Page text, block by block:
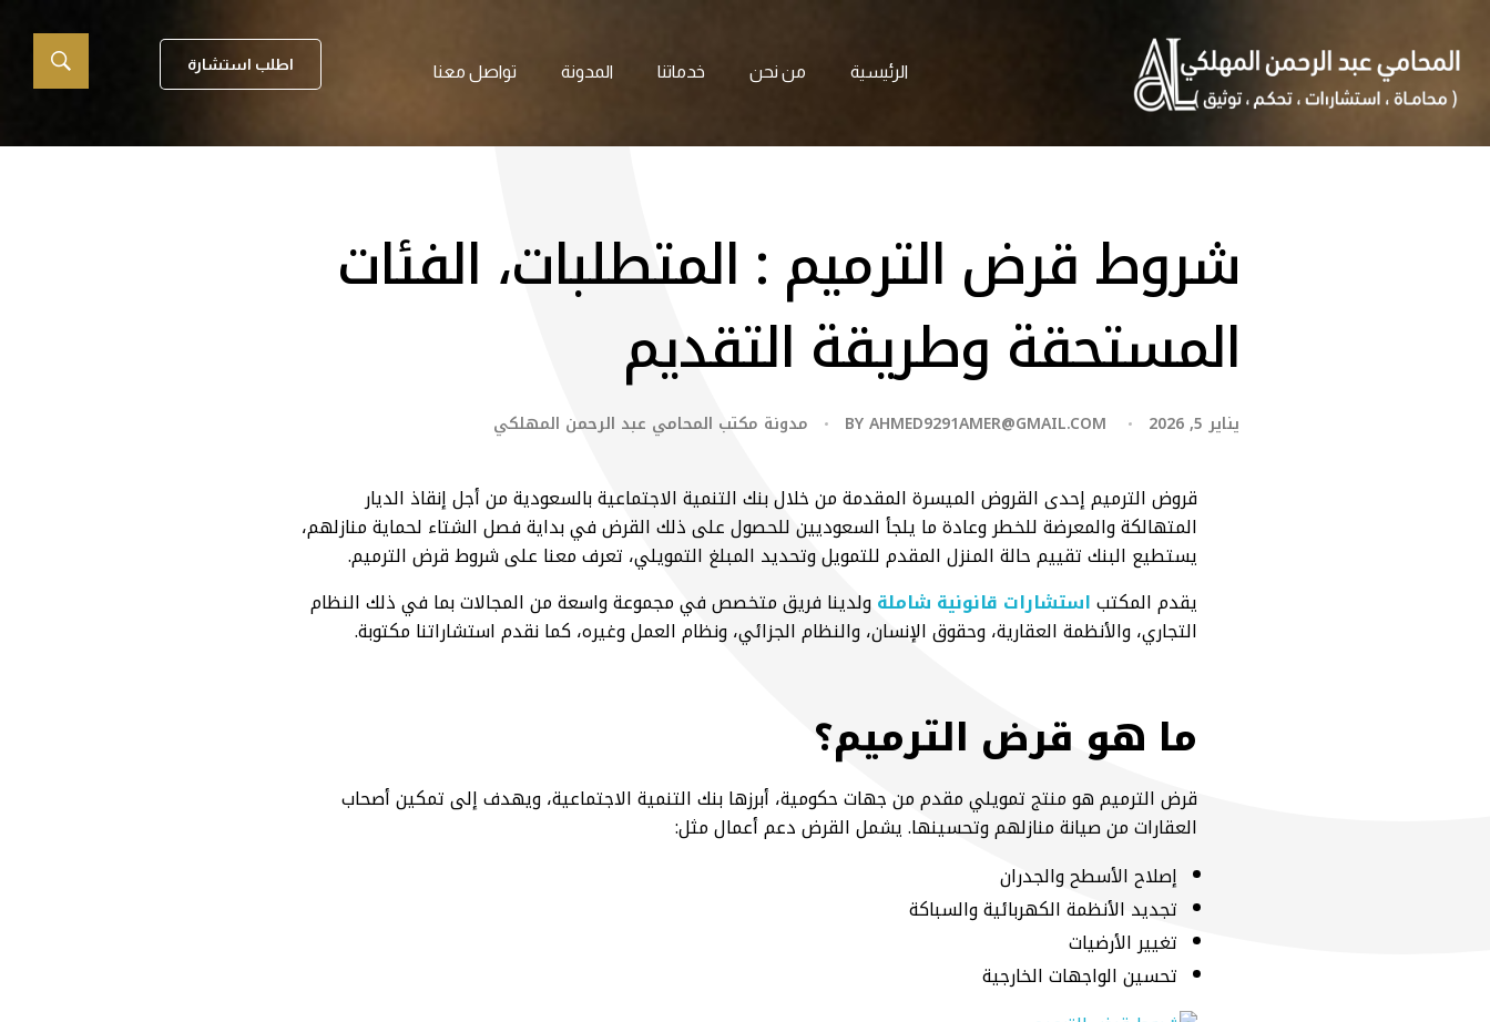
الرئيسية من نحن خدماتنا المدونة تواصل معنا اطلب استشارة
شروط قرض الترميم : المتطلبات، الفئات
المستحقة وطريقة التقديم
يناير 5, 2026 BYAHMED9291AMER@GMAIL.COM مدونة مكتب المحامي عبد الرحمن المهلكي
قروض الترميم إحدى القروض الميسرة المقدمة من خلال بنك التنمية الاجتماعية بالسعودية من أجل إنقاذ الديار
المتهالكة والمعرضة للخطر وعادة ما يلجأ السعوديين للحصول على ذلك القرض في بداية فصل الشتاء لحماية منازلهم،
يستطيع البنك تقييم حالة المنزل المقدم للتمويل وتحديد المبلغ التمويلي، تعرف معنا على شروط قرض الترميم.
يقدم المكتباستشارات قانونية شاملةولدينا فريق متخصص في مجموعة واسعة من المجالات بما في ذلك النظام
التجاري، والأنظمة العقارية، وحقوق الإنسان، والنظام الجزائي، ونظام العمل وغيره، كما نقدم استشاراتنا مكتوبة.
ما هو قرض الترميم؟
قرض الترميم هو منتج تمويلي مقدم من جهات حكومية، أبرزها بنك التنمية الاجتماعية، ويهدف إلى تمكين أصحاب
العقارات من صيانة منازلهم وتحسينها. يشمل القرض دعم أعمال مثل:
إصلاح الأسطح والجدران
تجديد الأنظمة الكهربائية والسباكة
تغيير الأرضيات
تحسين الواجهات الخارجية